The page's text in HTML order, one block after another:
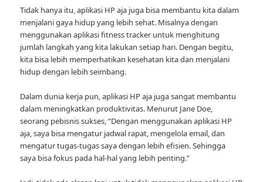
Tidak hanya itu, aplikasi HP aja juga bisa membantu kita dalam
menjalani gaya hidup yang lebih sehat. Misalnya dengan
menggunakan aplikasi fitness tracker untuk menghitung
jumlah langkah yang kita lakukan setiap hari. Dengan begitu,
kita bisa lebih memperhatikan kesehatan kita dan menjalani
hidup dengan lebih seimbang.
Dalam dunia kerja pun, aplikasi HP aja juga sangat membantu
dalam meningkatkan produktivitas. Menurut Jane Doe,
seorang pebisnis sukses, “Dengan menggunakan aplikasi HP
aja, saya bisa mengatur jadwal rapat, mengelola email, dan
mengatur tugas-tugas saya dengan lebih efisien. Sehingga
saya bisa fokus pada hal-hal yang lebih penting.”